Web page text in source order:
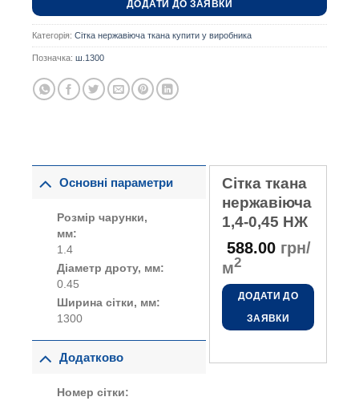
ДОДАТИ ДО ЗАЯВКИ
Категорія: Сітка нержавіюча ткана купити у виробника
Позначка: ш.1300
Сітка ткана
нержавіюча
1,4-0,45 НЖ
588.00грн/
м2
ДОДАТИ ДО
ЗАЯВКИ
Основні параметри
Розмір чарунки,
мм:
1.4
Діаметр дроту, мм:
0.45
Ширина сітки, мм:
1300
Додатково
Номер сітки: